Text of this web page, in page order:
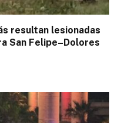
resultan lesionadas
San Felipe–Dolores